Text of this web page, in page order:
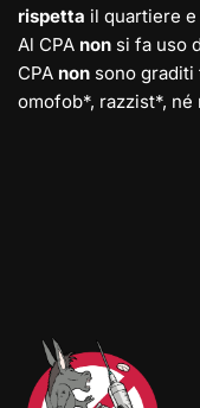
rispetta il quartiere
Al CPA non si fa uso
CPA non sono
omofob*, razzist*,